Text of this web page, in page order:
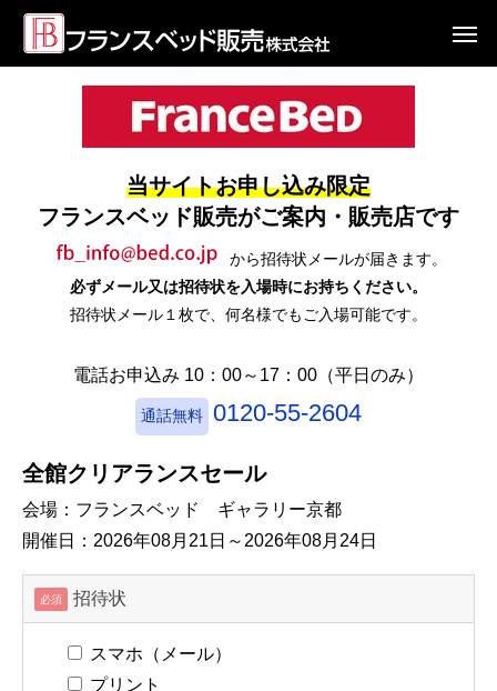
当サイトお申し込み限定
フランスベッド販売がご案内・販売店です
から招待状メールが届きます。
必ずメール又は招待状を入場時にお持ちください。
招待状メール１枚で、何名様でもご入場可能です。
電話お申込み 10：00～17：00（平日のみ）
通話無料 0120-55-2604
全館クリアランスセール
会場：フランスベッド ギャラリー京都
開催日：2026年08月21日～2026年08月24日
必須 招待状
スマホ（メール）
プリント